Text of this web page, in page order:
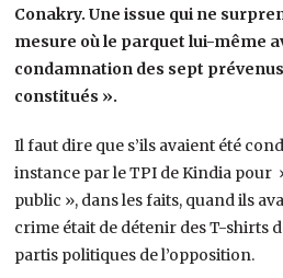
Conakry. Une issue qui ne
mesure où le parquet lui-même
condamnation des sept
constitués ».
Il faut dire que s’ils avaient été
instance par le TPI de Kindia pour
public », dans les faits, quand ils
crime était de détenir des T-shirts
partis politiques de l’opposition.